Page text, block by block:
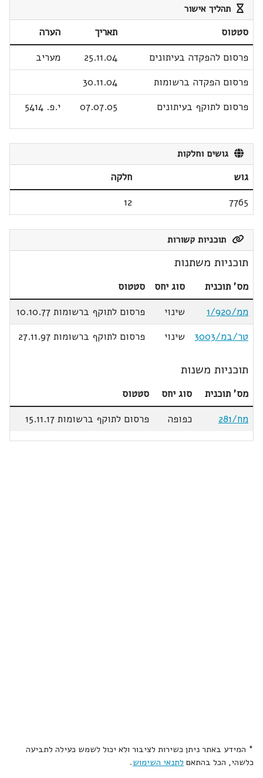
תהליך אישור
סטטוס תאריך
הערה
פרסום להפקדה בעיתונים
25.11.04
מעריב
פרסום הפקדה ברשומות
30.11.04
פרסום לתוקף בעיתונים
07.07.05 י.פ. 5414
גושים וחלקות
גוש
חלקה
7765
12
תוכניות קשורות
תוכניות משתנות
מס' תוכנית סוג יחס
סטטוס
ממ/1/920
שינוי
פרסום לתוקף ברשומות 10.10.77
טר/במ/3003
שינוי פרסום לתוקף ברשומות 27.11.97
תוכניות משנות
מס' תוכנית סוג יחס
סטטוס
מח/281
כפופה פרסום לתוקף ברשומות 15.11.17
* המידע באתר ניתן כשירות לציבור ולא יכול לשמש כעילה לתביעה
כלשהי, הכל בהתאם לתנאי השימוש.